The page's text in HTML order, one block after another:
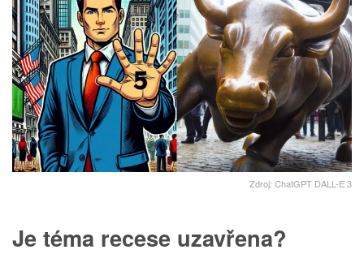
Zdroj: ChatGPT DALL-E 3
Je téma recese uzavřena?